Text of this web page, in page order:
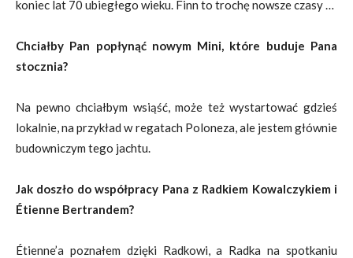
koniec lat 70 ubiegłego wieku. Finn to trochę nowsze czasy …
Chciałby Pan popłynąć nowym Mini, które buduje Pana
stocznia?
Na pewno chciałbym wsiąść, może też wystartować gdzieś
lokalnie, na przykład w regatach Poloneza, ale jestem głównie
budowniczym tego jachtu.
Jak doszło do współpracy Pana z Radkiem Kowalczykiem i
Étienne Bertrandem?
Étienne’a poznałem dzięki Radkowi, a Radka na spotkaniu